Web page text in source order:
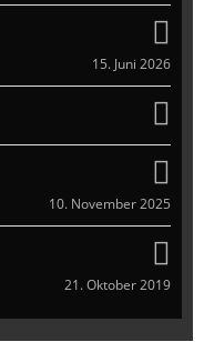
15. Juni 2026
10. November 2025
21. Oktober 2019